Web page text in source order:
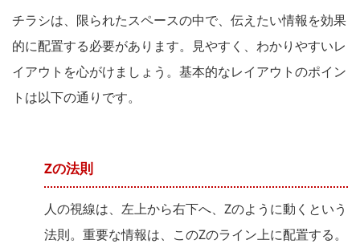
チラシは、限られたスペースの中で、伝えたい情報を効果
的に配置する必要があります。見やすく、わかりやすいレ
イアウトを心がけましょう。基本的なレイアウトのポイン
トは以下の通りです。
Zの法則
人の視線は、左上から右下へ、Zのように動くという
法則。重要な情報は、このZのライン上に配置する。